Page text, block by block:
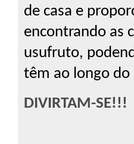
de casa e
encontrando as
usufruto,
têm ao longo do
DIVIRTAM-SE!!!